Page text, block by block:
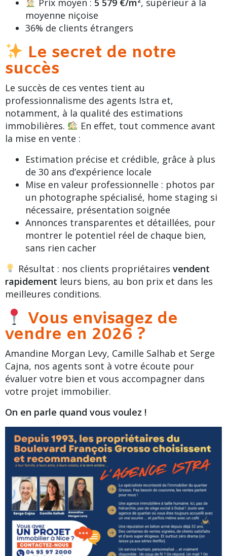
Prix moyen : 5 579 €/m², supérieur à la
moyenne niçoise
36% de clients étrangers
Le secret de notre
succès
Le succès de ces ventes tient au
professionnalisme des agents Istra et,
notamment, à la qualité des estimations
immobilières.
En effet, tout commence avant
la mise en vente :
Estimation précise et crédible, grâce à plus
de 30 ans d’expérience locale
Mise en valeur professionnelle : photos par
un photographe spécialisé, home staging si
nécessaire, présentation soignée
Annonces transparentes et détaillées, pour
montrer le potentiel réel de chaque bien,
sans rien cacher
Résultat : nos clients propriétaires vendent
rapidement leurs biens, au bon prix et dans les
meilleures conditions.
Vous envisagez de
vendre en 2026 ?
Amandine Morgan Levy, Camille Salhab et Serge
Cajna, nos agents sont à votre écoute pour
évaluer votre bien et vous accompagner dans
votre projet immobilier.
On en parle quand vous voulez !